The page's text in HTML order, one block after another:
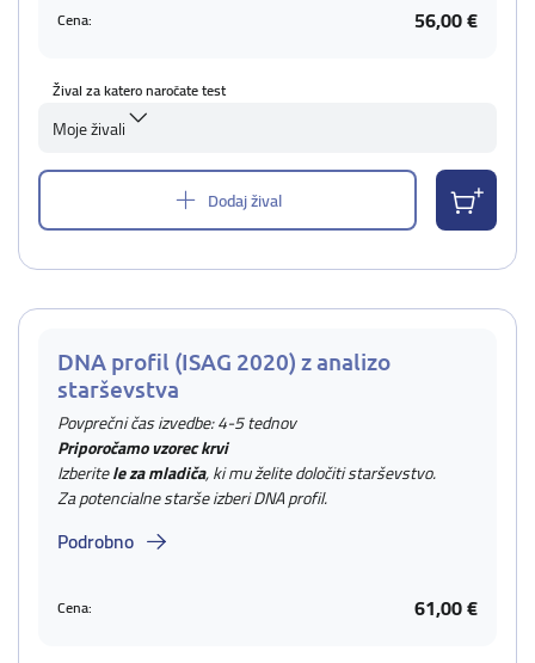
Cena: 56,00 €
Žival za katero naročate test
Moje živali
Dodaj žival
DNA profil (ISAG 2020) z analizo
starševstva
Povprečni čas izvedbe: 4-5 tednov
Priporočamo vzorec krvi
Izberitele za mladiča, ki mu želite določiti starševstvo.
Za potencialne starše izberi DNA profil.
Podrobno
Cena: 61,00 €